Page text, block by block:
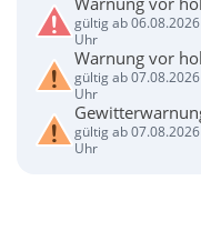
gültig ab
Uhr
Warnung vor
gültig ab
Uhr
gültig ab
Uhr